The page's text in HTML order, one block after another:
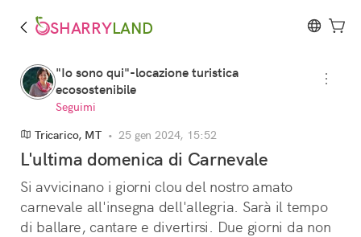
SHARRYLAND
"Io sono qui"-locazione turistica
ecosostenibile
Seguimi
Tricarico, MT•25 gen 2024, 15:52
L'ultima domenica di Carnevale
Si avvicinano i giorni clou del nostro amato
carnevale all'insegna dell'allegria. Sarà il tempo
di ballare, cantare e divertirsi. Due giorni da non